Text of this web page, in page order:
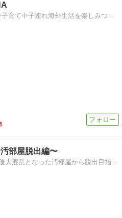
ロンドンで３歳♀と０歳♂を子育て中子連れ海外生活を楽しみつつ、知的財産と英語と写真のスキルアップを目指してます。
部屋脱出編〜
フルタイムワーママが、産後大混乱となった汚部屋から脱出目指して奮闘中。たまに汚実家も片付けます。